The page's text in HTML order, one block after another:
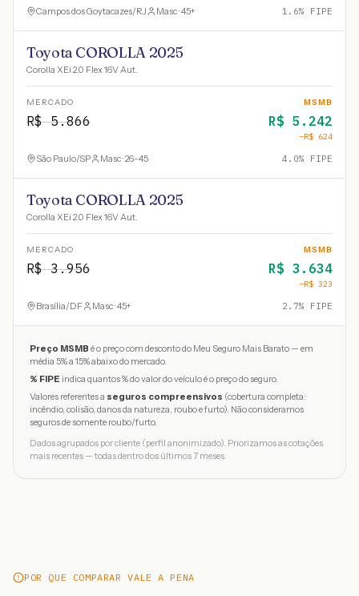
Campos dos Goytacazes/RJ Masc · 45+ 1.6% FIPE
Toyota COROLLA 2025
Corolla XEi 2.0 Flex 16V Aut.
MERCADO
R$5.866
MSMB
R$ 5.242
−R$ 624
São Paulo/SP Masc · 26-45 4.0% FIPE
Toyota COROLLA 2025
Corolla XEi 2.0 Flex 16V Aut.
MERCADO
R$3.956
MSMB
R$ 3.634
−R$ 323
Brasília/DF Masc · 45+ 2.7% FIPE
Preço MSMB é o preço com desconto do Meu Seguro Mais Barato — em
média 5% a 15% abaixo do mercado.
% FIPE indica quantos % do valor do veículo é o preço do seguro.
Valores referentes a seguros compreensivos (cobertura completa:
incêndio, colisão, danos da natureza, roubo e furto). Não consideramos
seguros de somente roubo/furto.
Dados agrupados por cliente (perfil anonimizado). Priorizamos as cotações
mais recentes — todas dentro dos últimos 7 meses.
POR QUE COMPARAR VALE A PENA